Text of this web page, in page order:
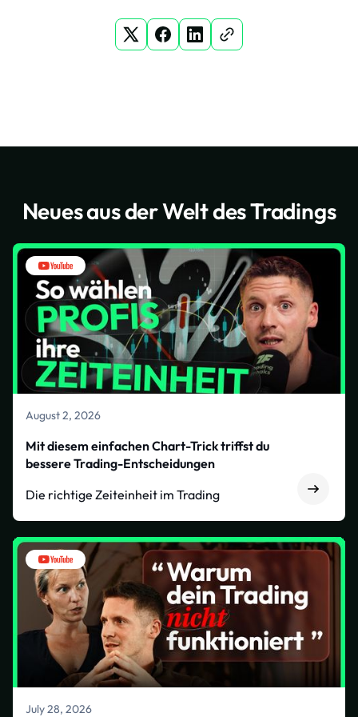
Neues aus der Welt des Tradings
August 2, 2026
Mit diesem einfachen Chart-Trick triffst du
bessere Trading-Entscheidungen
Die richtige Zeiteinheit im Trading
July 28, 2026